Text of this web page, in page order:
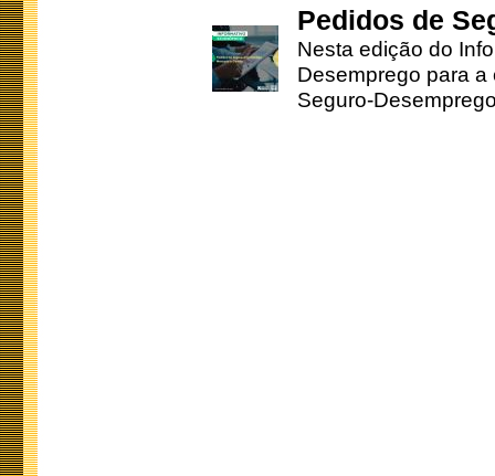
Pedidos de
Nesta edição do
Desemprego para
Seguro-